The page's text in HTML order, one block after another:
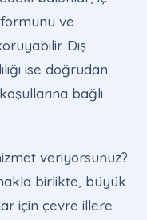
ve
Dış
ise doğrudan
bağlı
veriyorsunuz?
birlikte, büyük
için çevre illere